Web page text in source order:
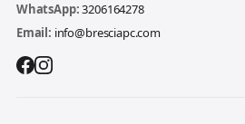
WhatsApp:3206164278
Email: info@bresciapc.com